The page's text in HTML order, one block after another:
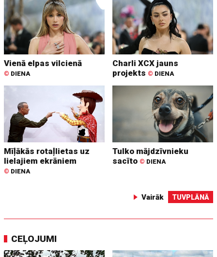
Vienā elpas vilcienā
© DIENA
Charli XCX jauns
projekts © DIENA
Mīļākās rotaļlietas uz
lielajiem ekrāniem
© DIENA
Tulko mājdzīvnieku
sacīto © DIENA
Vairāk TUVPLĀNĀ
CEĻOJUMI